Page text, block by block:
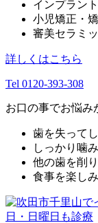
インプラン
小児矯正・
審美セラミ
詳しくはこちら
Tel 0120-393-308
お口の事でお悩み
歯を失って
しっかり噛
他の歯を削
食事を楽し